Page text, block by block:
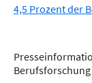
4,5 Prozent der
Berufsforschung